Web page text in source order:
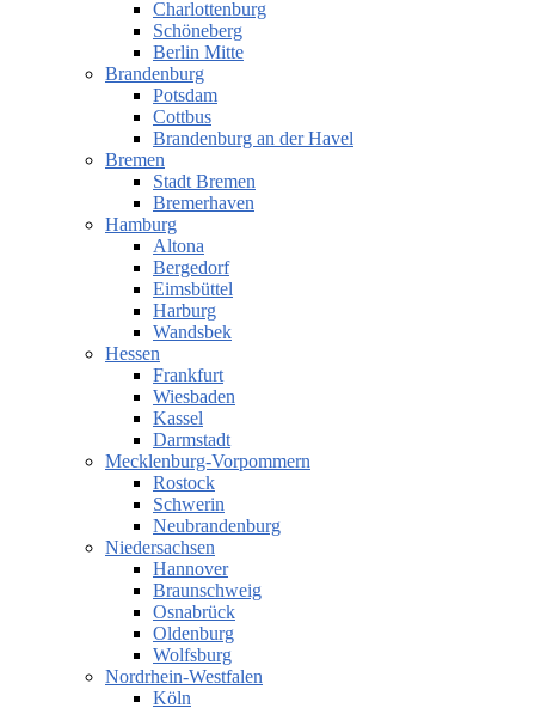
Charlottenburg
Schöneberg
Berlin Mitte
Brandenburg
Potsdam
Cottbus
Brandenburg an der Havel
Bremen
Stadt Bremen
Bremerhaven
Hamburg
Altona
Bergedorf
Eimsbüttel
Harburg
Wandsbek
Hessen
Frankfurt
Wiesbaden
Kassel
Darmstadt
Mecklenburg-Vorpommern
Rostock
Schwerin
Neubrandenburg
Niedersachsen
Hannover
Braunschweig
Osnabrück
Oldenburg
Wolfsburg
Nordrhein-Westfalen
Köln